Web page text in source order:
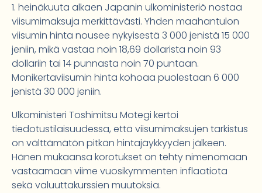
1. heinäkuuta alkaen Japanin ulkoministeriö nostaa
viisumimaksuja merkittävästi. Yhden maahantulon
viisumin hinta nousee nykyisestä 3 000 jenistä 15 000
jeniin, mikä vastaa noin 18,69 dollarista noin 93
dollariin tai 14 punnasta noin 70 puntaan.
Monikertaviisumin hinta kohoaa puolestaan 6 000
jenistä 30 000 jeniin.
Ulkoministeri Toshimitsu Motegi kertoi
tiedotustilaisuudessa, että viisumimaksujen tarkistus
on välttämätön pitkän hintajäykkyyden jälkeen.
Hänen mukaansa korotukset on tehty nimenomaan
vastaamaan viime vuosikymmenten inflaatiota
sekä valuuttakurssien muutoksia.